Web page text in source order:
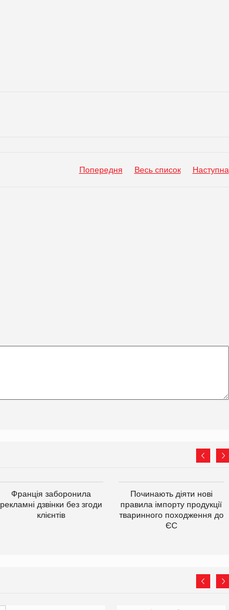
Попередня Весь список Наступна
Франція заборонила
рекламні дзвінки без згоди
клієнтів
Починають діяти нові
правила імпорту продукції
тваринного походження до
ЄС